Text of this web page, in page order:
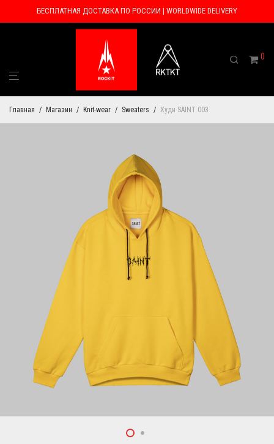
БЕСПЛАТНАЯ ДОСТАВКА ПО РОССИИ | WORLDWIDE DELIVERY
0
Главная / Магазин / Knit-wear / Sweaters / Худи SAINT 003